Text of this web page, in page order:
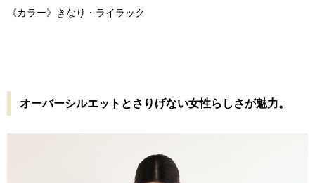
《カラー》きなり・ライラック
オーバーシルエットとさりげない女性らしさが魅力。